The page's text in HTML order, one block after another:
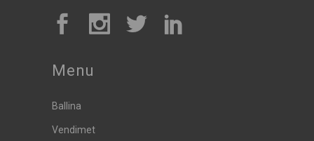
Menu
Ballina
Vendimet